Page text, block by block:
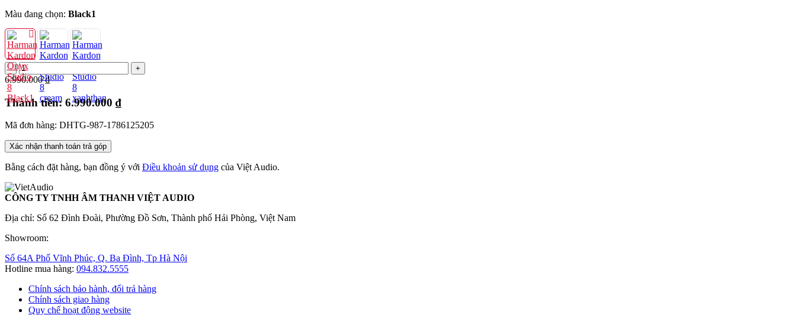
Màu đang chọn: Black1
6.990.000 ₫
Thành tiền: 6.990.000 ₫
Mã đơn hàng: DHTG-987-1786125205
Xác nhận thanh toán trả góp
Bằng cách đặt hàng, bạn đồng ý với Điều khoản sử dụng của Việt Audio.
CÔNG TY TNHH ÂM THANH VIỆT AUDIO
Địa chỉ: Số 62 Đình Đoài, Phường Đồ Sơn, Thành phố Hải Phòng, Việt Nam
Showroom:
Số 64A Phố Vĩnh Phúc, Q. Ba Đình, Tp Hà Nội
Hotline mua hàng: 094.832.5555
Chính sách bảo hành, đổi trả hàng
Chính sách giao hàng
Quy chế hoạt động website